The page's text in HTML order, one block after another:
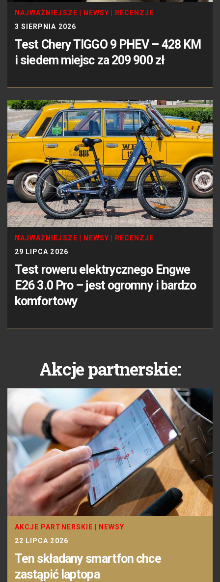
NAJWAŻNIEJSZE NEWSY
RECENZJE
3 SIERPNIA 2026
Test Chery TIGGO 9 PHEV – 428 KM
i siedem miejsc za 209 900 zł
NAJWAŻNIEJSZE NEWSY
RECENZJE
29 LIPCA 2026
Test roweru elektrycznego Engwe
E26 3.0 Pro – jest ogromny i bardzo
komfortowy
Akcje partnerskie:
AKCJE PARTNERSKIE
NEWSY
22 LIPCA 2026
Ten składany smartfon chce
zastąpić laptopa